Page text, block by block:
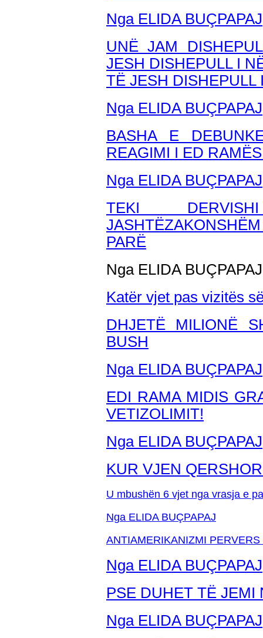
Nga ELIDA BUÇPAPAJ
UNË JAM
JESH DISHEPULL I
TË JESH DISHEPULL
Nga ELIDA BUÇPAPAJ
BASHA E
REAGIMI I ED
Nga ELIDA BUÇPAPAJ
TEKI
PARË
Nga ELIDA BUÇPAPAJ
Katër vjet pas vizitës
DHJETË MILIONË
BUSH
Nga ELIDA BUÇPAPAJ
EDI RAMA MIDIS
VETIZOLIMIT!
Nga ELIDA BUÇPAPAJ
KUR VJEN
U mbushën 6 vjet nga vrasja e
Nga ELIDA BUÇPAPAJ
ANTIAMERIKANIZMI
Nga ELIDA BUÇPAPAJ
PSE DUHET TË JEMI
Nga ELIDA BUÇPAPAJ